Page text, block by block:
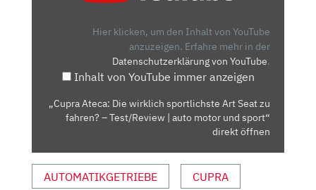
SPORTLICHSTE
FAHREN?
AUTO
MOTOR
Hier klicken, um den Inhalt von YouTube
anzuzeigen. Erfahre mehr in der
Datenschutzerklärung von YouTube.
Inhalt von YouTube immer anzeigen
„Cupra Ateca: Die wirklich sportlichste Art Seat zu
fahren? – Test/Review | auto motor und sport“
direkt öffnen
AUTOMATIKGETRIEBE CUPRA